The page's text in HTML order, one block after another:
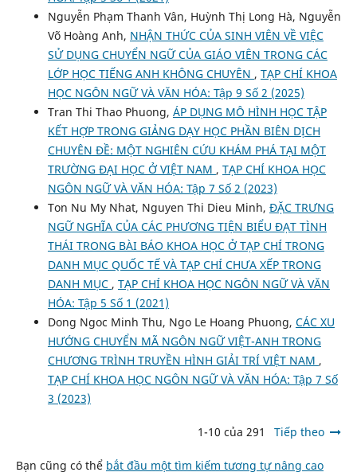
Nguyễn Phạm Thanh Vân, Huỳnh Thị Long Hà, Nguyễn
Võ Hoàng Anh, NHẬN THỨC CỦA SINH VIÊN VỀ VIỆC
SỬ DỤNG CHUYỂN NGỮ CỦA GIÁO VIÊN TRONG CÁC
LỚP HỌC TIẾNG ANH KHÔNG CHUYÊN , TẠP CHÍ KHOA
HỌC NGÔN NGỮ VÀ VĂN HÓA: Tập 9 Số 2 (2025)
Tran Thi Thao Phuong, ÁP DỤNG MÔ HÌNH HỌC TẬP
KẾT HỢP TRONG GIẢNG DẠY HỌC PHẦN BIÊN DỊCH
CHUYÊN ĐỀ: MỘT NGHIÊN CỨU KHÁM PHÁ TẠI MỘT
TRƯỜNG ĐẠI HỌC Ở VIỆT NAM , TẠP CHÍ KHOA HỌC
NGÔN NGỮ VÀ VĂN HÓA: Tập 7 Số 2 (2023)
Ton Nu My Nhat, Nguyen Thi Dieu Minh, ĐẶC TRƯNG
NGỮ NGHĨA CỦA CÁC PHƯƠNG TIỆN BIỂU ĐẠT TÌNH
THÁI TRONG BÀI BÁO KHOA HỌC Ở TẠP CHÍ TRONG
DANH MỤC QUỐC TẾ VÀ TẠP CHÍ CHƯA XẾP TRONG
DANH MỤC , TẠP CHÍ KHOA HỌC NGÔN NGỮ VÀ VĂN
HÓA: Tập 5 Số 1 (2021)
Dong Ngoc Minh Thu, Ngo Le Hoang Phuong, CÁC XU
HƯỚNG CHUYỂN MÃ NGÔN NGỮ VIỆT-ANH TRONG
CHƯƠNG TRÌNH TRUYỀN HÌNH GIẢI TRÍ VIỆT NAM ,
TẠP CHÍ KHOA HỌC NGÔN NGỮ VÀ VĂN HÓA: Tập 7 Số
3 (2023)
1-10 của 291 Tiếp theo
Bạn cũng có thể bắt đầu một tìm kiếm tương tự nâng cao